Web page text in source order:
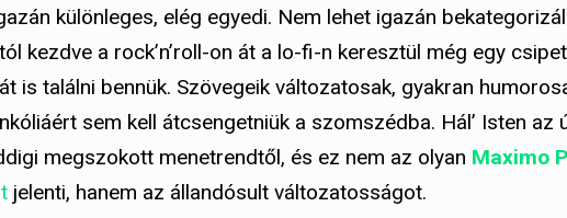
különleges, elég egyedi. Nem lehet igazán
kezdve a rock’n’roll-on át a lo-fi-n keresztül még egy csipet
is találni bennük. Szövegeik változatosak, gyakran
sem kell átcsengetniük a szomszédba. Hál’ Isten az
megszokott menetrendtől, és ez nem az olyan Maximo
jelenti, hanem az állandósult változatosságot.